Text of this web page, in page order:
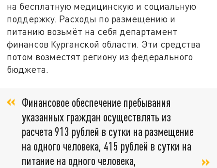
на бесплатную медицинскую и социальную
поддержку. Расходы по размещению и
питанию возьмёт на себя департамент
финансов Курганской области. Эти средства
потом возместят региону из федерального
бюджета.
Финансовое обеспечение пребывания
указанных граждан осуществлять из
расчета 913 рублей в сутки на размещение
на одного человека, 415 рублей в сутки на
питание на одного человека,